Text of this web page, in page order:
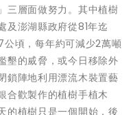
三層面做努力。其中植樹
及澎湖縣政府從81年迄
頃，每年約可減少2萬噸
墾的烕脅，或今日移除外
鎖陣地利用漂流木裝置藝
合歡製作的植樹手植木
的植樹只是一個開始，後